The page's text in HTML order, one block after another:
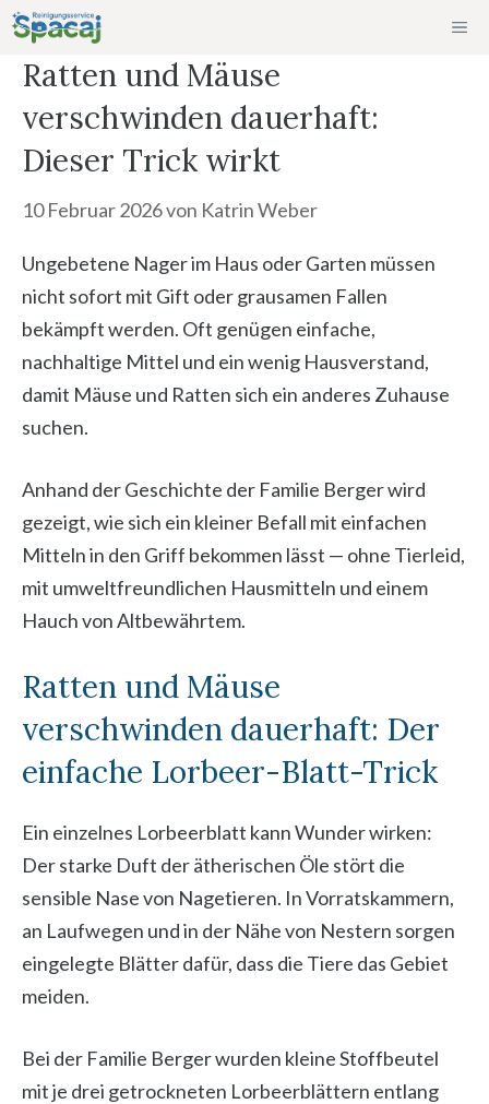
Zum
Inhalt
springen
Ratten und Mäuse
verschwinden dauerhaft:
Dieser Trick wirkt
10 Februar 2026von Katrin Weber
Ungebetene Nager im Haus oder Garten müssen
nicht sofort mit Gift oder grausamen Fallen
bekämpft werden. Oft genügen einfache,
nachhaltige Mittel und ein wenig Hausverstand,
damit Mäuse und Ratten sich ein anderes Zuhause
suchen.
Anhand der Geschichte der Familie Berger wird
gezeigt, wie sich ein kleiner Befall mit einfachen
Mitteln in den Griff bekommen lässt — ohne Tierleid,
mit umweltfreundlichen Hausmitteln und einem
Hauch von Altbewährtem.
Ratten und Mäuse
verschwinden dauerhaft: Der
einfache Lorbeer-Blatt-Trick
Ein einzelnes Lorbeerblatt kann Wunder wirken:
Der starke Duft der ätherischen Öle stört die
sensible Nase von Nagetieren. In Vorratskammern,
an Laufwegen und in der Nähe von Nestern sorgen
eingelegte Blätter dafür, dass die Tiere das Gebiet
meiden.
Bei der Familie Berger wurden kleine Stoffbeutel
mit je drei getrockneten Lorbeerblättern entlang